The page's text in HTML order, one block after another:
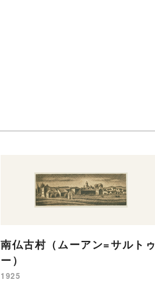
南仏古村（ムーアン=サルトゥ
ー）
1925